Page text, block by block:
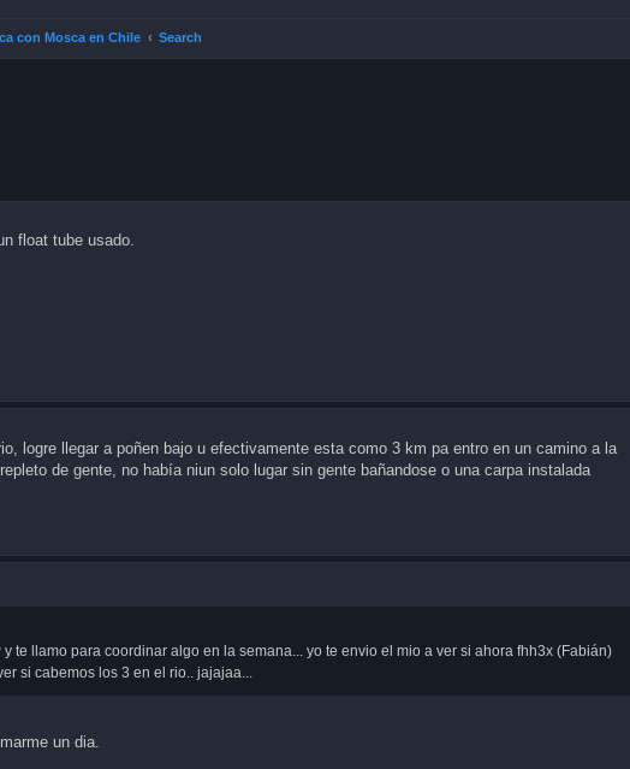
con Mosca en Chile Search
float tube usado.
logre llegar a poñen bajo u efectivamente esta como 3 km pa entro en un camino a la
de gente, no había niun solo lugar sin gente bañandose o una carpa instalada
te llamo para coordinar algo en la semana... yo te envio el mio a ver si ahora fhh3x (Fabián)
si cabemos los 3 en el rio.. jajajaa...
un dia.